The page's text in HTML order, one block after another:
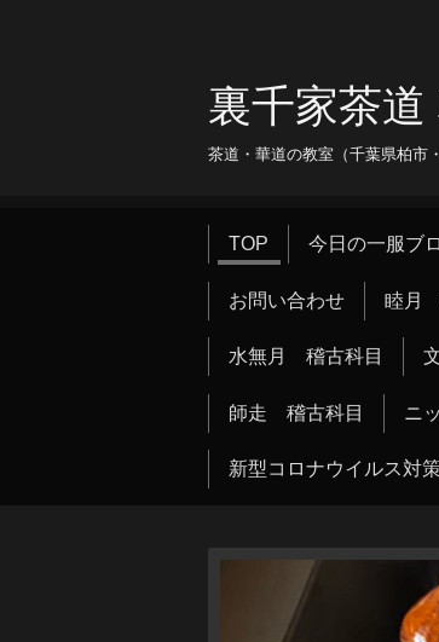
裏千家茶
茶道・華道の教室（千葉県柏市
TOP 今日の一服ブ
お問い合わせ 睦月
水無月 稽古科目
師走 稽古科目 ニ
新型コロナウイルス対